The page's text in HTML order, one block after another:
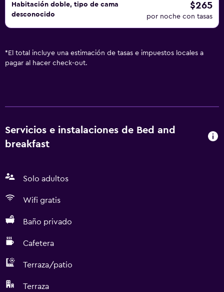
Habitación doble, tipo de cama
desconocido
$265
por noche con tasas
* El total incluye una estimación de tasas e impuestos locales a
pagar al hacer check-out.
Servicios e instalaciones de Bed and
breakfast
Solo adultos
Wifi gratis
Baño privado
Cafetera
Terraza/patio
Terraza